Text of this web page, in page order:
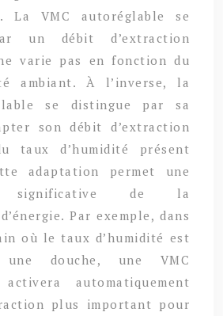
La VMC autoréglable se
un débit d’extraction
varie pas en fonction du
ambiant. À l’inverse, la
se distingue par sa
son débit d’extraction
taux d’humidité présent
adaptation permet une
significative de la
Par exemple, dans
où le taux d’humidité est
douche, une VMC
automatiquement
plus important pour